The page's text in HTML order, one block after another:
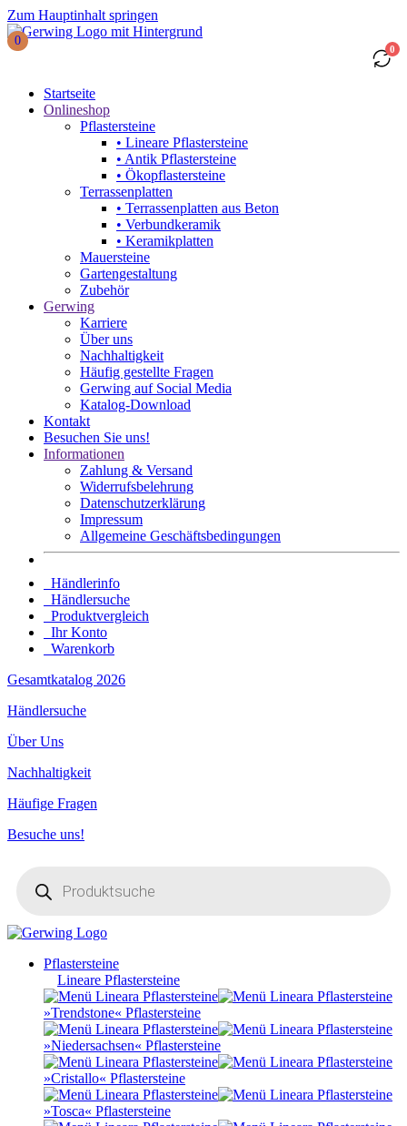
Zum Hauptinhalt springen
0
0
Startseite
Onlineshop
Pflastersteine
• Lineare Pflastersteine
• Antik Pflastersteine
• Ökopflastersteine
Terrassenplatten
• Terrassenplatten aus Beton
• Verbundkeramik
• Keramikplatten
Mauersteine
Gartengestaltung
Zubehör
Gerwing
Karriere
Über uns
Nachhaltigkeit
Häufig gestellte Fragen
Gerwing auf Social Media
Katalog-Download
Kontakt
Besuchen Sie uns!
Informationen
Zahlung & Versand
Widerrufsbelehrung
Datenschutz­erklärung
Impressum
Allgemeine Geschäftsbedingungen
Händlerinfo
Händlersuche
Produktvergleich
Ihr Konto
Warenkorb
Gesamtkatalog 2026
Händlersuche
Über Uns
Nachhaltigkeit
Häufige Fragen
Besuche uns!
search
Pflastersteine
Lineare Pflastersteine
»Trendstone« Pflastersteine
»Niedersachsen« Pflastersteine
»Cristallo« Pflastersteine
»Tosca« Pflastersteine